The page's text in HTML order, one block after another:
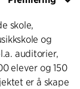
skole,
og
auditorier,
elever og 150
er å skape